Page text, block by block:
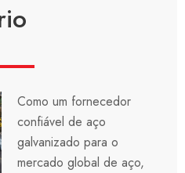
Como um fornecedor
confiável de aço
galvanizado para o
mercado global de aço,